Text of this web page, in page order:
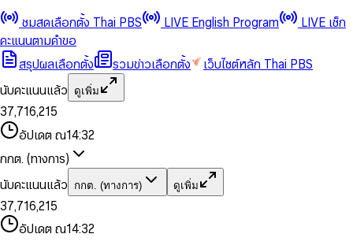
ชมสดเลือกตั้ง Thai PBS LIVE English Program
LIVE เช็ก
คะแนนตามคำขอ
สรุปผลเลือกตั้ง
รวมข่าวเลือกตั้ง
เว็บไซต์หลัก Thai PBS
นับคะแนนแล้ว
ดูเพิ่ม
0
1
2
3
4
5
6
8
9
0
1
2
3
4
5
6
7
8
9
,
0
1
2
4
6
7
8
9
0
1
2
3
4
5
6
7
8
9
0
1
3
5
6
7
8
9
,
1
2
4
5
7
8
9
0
1
3
4
6
7
8
9
0
2
3
4
5
7
8
อัปเดต ณ14:32
กกต. (ทางการ)
นับคะแนนแล้ว
กกต. (ทางการ) ดูเพิ่ม
0
1
2
3
4
5
0
1
2
4
5
6
7
8
9
,
0
1
2
4
6
7
8
9
0
1
2
3
0
1
3
5
6
7
8
,
1
2
4
0
1
3
0
2
3
4
5
7
อัปเดต ณ14:32